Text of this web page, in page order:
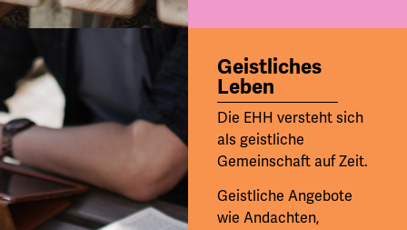
Geistliches
Leben
Die EHH versteht sich
als geistliche
Gemeinschaft auf Zeit.
Geistliche Angebote
wie Andachten,